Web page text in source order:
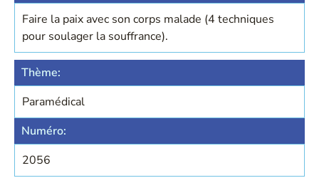
Faire la paix avec son corps malade (4 techniques
pour soulager la souffrance).
Thème:
Paramédical
Numéro:
2056